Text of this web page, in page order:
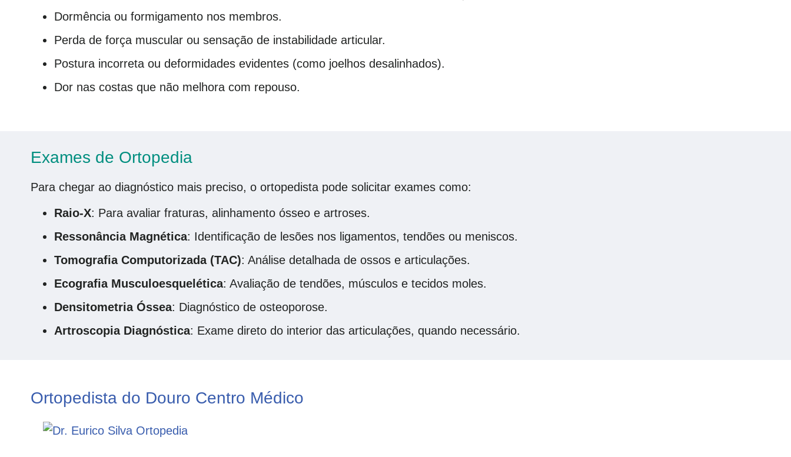
Dormência ou formigamento nos membros.
Perda de força muscular ou sensação de instabilidade articular.
Postura incorreta ou deformidades evidentes (como joelhos desalinhados).
Dor nas costas que não melhora com repouso.
Exames de Ortopedia
Para chegar ao diagnóstico mais preciso, o ortopedista pode solicitar exames como:
Raio-X: Para avaliar fraturas, alinhamento ósseo e artroses.
Ressonância Magnética: Identificação de lesões nos ligamentos, tendões ou meniscos.
Tomografia Computorizada (TAC): Análise detalhada de ossos e articulações.
Ecografia Musculoesquelética: Avaliação de tendões, músculos e tecidos moles.
Densitometria Óssea: Diagnóstico de osteoporose.
Artroscopia Diagnóstica: Exame direto do interior das articulações, quando necessário.
Ortopedista do Douro Centro Médico